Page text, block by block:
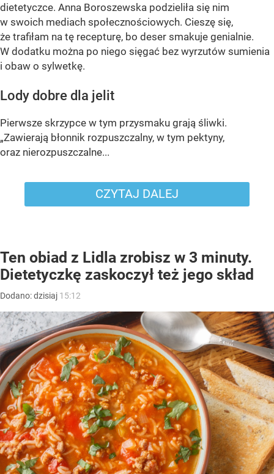
dietetyczce. Anna Boroszewska podzieliła się nim
w swoich mediach społecznościowych. Cieszę się,
że trafiłam na tę recepturę, bo deser smakuje genialnie.
W dodatku można po niego sięgać bez wyrzutów sumienia
i obaw o sylwetkę.
Lody dobre dla jelit
Pierwsze skrzypce w tym przysmaku grają śliwki.
„Zawierają błonnik rozpuszczalny, w tym pektyny,
oraz nierozpuszczalne...
CZYTAJ DALEJ
Ten obiad z Lidla zrobisz w 3 minuty.
Dietetyczkę zaskoczył też jego skład
Dodano:dzisiaj 15:12